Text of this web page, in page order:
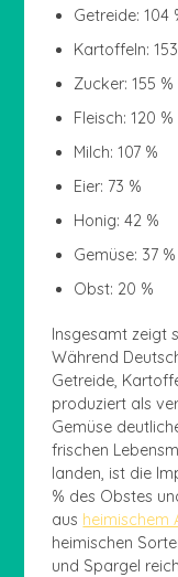
Getreide: 104
Kartoffeln:
Zucker: 155 %
Fleisch: 120 %
Milch: 107 %
Eier: 73 %
Honig: 42 %
Gemüse: 37 %
Obst: 20 %
Insgesamt zeigt
Während
Getreide,
produziert als
Gemüse
frischen
landen, ist die
% des Obstes
aus heimischem
heimischen
und Spargel